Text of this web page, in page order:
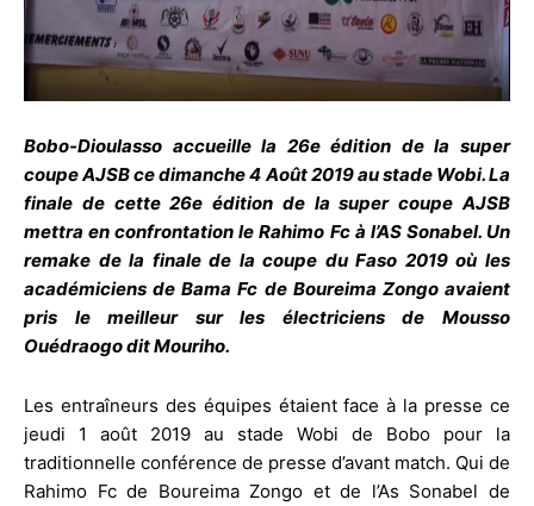
Bobo-Dioulasso accueille la 26e édition de la super
coupe AJSB ce dimanche 4 Août 2019 au stade Wobi. La
finale de cette 26e édition de la super coupe AJSB
mettra en confrontation le Rahimo Fc à l’AS Sonabel. Un
remake de la finale de la coupe du Faso 2019 où les
académiciens de Bama Fc de Boureima Zongo avaient
pris le meilleur sur les électriciens de Mousso
Ouédraogo dit Mouriho.
Les entraîneurs des équipes étaient face à la presse ce
jeudi 1 août 2019 au stade Wobi de Bobo pour la
traditionnelle conférence de presse d’avant match. Qui de
Rahimo Fc de Boureima Zongo et de l’As Sonabel de